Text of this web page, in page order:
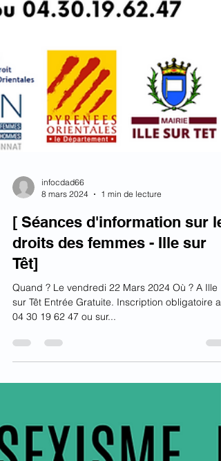
8 mars 2024
1 min de lecture
[ Séances d'information sur
droits des femmes - Ille sur
Têt]
Quand ? Le vendredi 22 Mars 2024 Où ? A Ille
04 30 19 62 47 ou sur...